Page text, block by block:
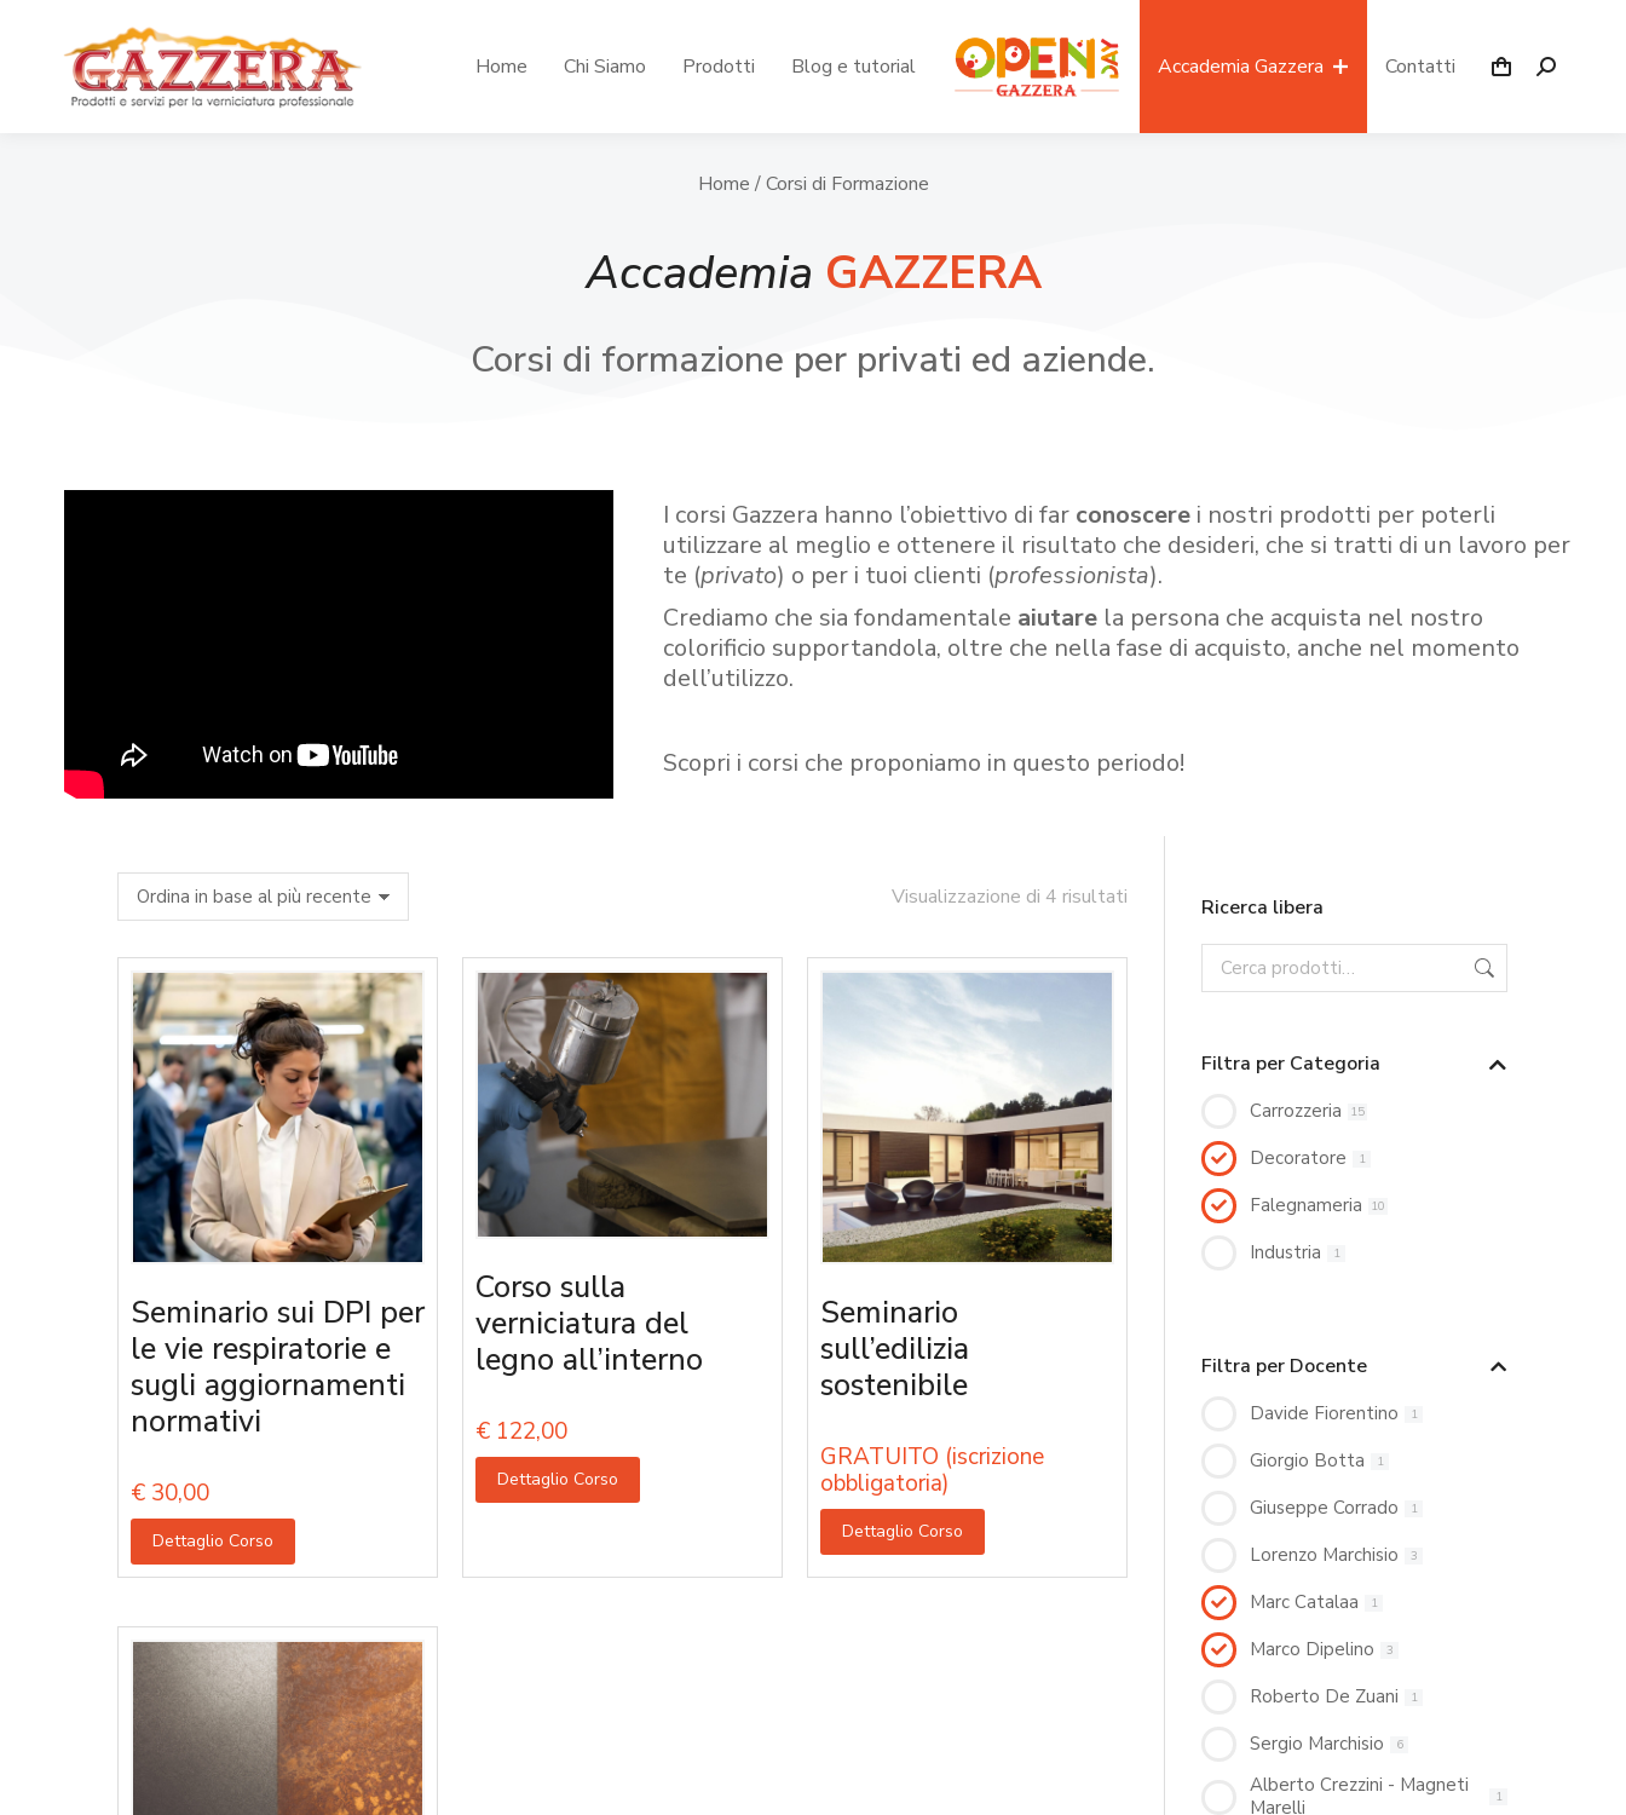
Home Chi Siamo Prodotti Blog e tutorial Accademia Gazzera Contatti
Home / Corsi di Formazione
Accademia GAZZERA
Corsi di formazione per privati ed aziende.
I corsi Gazzera hanno l’obiettivo di far conoscerei nostri prodotti per poterli
utilizzare al meglio e ottenere il risultato che desideri, che si tratti di un lavoro per
te (privato) o per i tuoi clienti (professionista).
Crediamo che sia fondamentale aiutare la persona che acquista nel nostro
colorificio supportandola, oltre che nella fase di acquisto, anche nel momento
dell’utilizzo.
Scopri i corsi che proponiamo in questo periodo!
Visualizzazione di 4 risultati
Seminario sui DPI per
le vie respiratorie e
sugli aggiornamenti
normativi
€ 30,00
Dettaglio Corso
Corso sulla
verniciatura del
legno all’interno
€ 122,00
Dettaglio Corso
Seminario
sull’edilizia
sostenibile
GRATUITO (iscrizione
obbligatoria)
Dettaglio Corso
Ricerca libera
Filtra per Categoria
Carrozzeria 15
Decoratore 1
Falegnameria 10
Industria 1
Filtra per Docente
Davide Fiorentino 1
Giorgio Botta 1
Giuseppe Corrado 1
Lorenzo Marchisio 3
Marc Catalaa 1
Marco Dipelino 3
Roberto De Zuani 1
Sergio Marchisio 6
Alberto Crezzini - Magneti
Marelli
1